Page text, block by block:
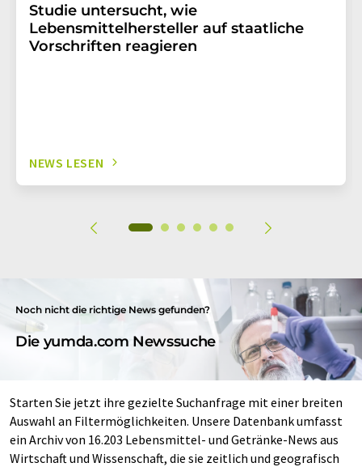
Studie untersucht, wie
Lebensmittelhersteller auf staatliche
Vorschriften reagieren
NEWS LESEN
Noch nicht die richtige News gefunden?
Die yumda.com Newssuche
Starten Sie jetzt ihre gezielte Suchanfrage mit einer breiten
Auswahl an Filtermöglichkeiten. Unsere Datenbank umfasst
ein Archiv von 16.203 Lebensmittel- und Getränke-News aus
Wirtschaft und Wissenschaft, die sie zeitlich und geografisch